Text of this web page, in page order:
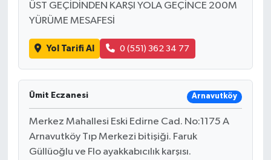
ÜST GEÇİDİNDEN KARŞI YOLA GEÇİNCE 200M
YÜRÜME MESAFESİ
Yol Tarifi Al 0 (551) 362 34 77
Ümit Eczanesi Arnavutköy
Merkez Mahallesi Eski Edirne Cad. No:1175 A
Arnavutköy Tıp Merkezi bitişiği. Faruk
Güllüoğlu ve Flo ayakkabıcılık karşısı.
ÇEK GÖNDER
KİTAP
MİZAH